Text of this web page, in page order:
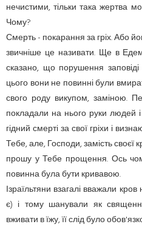
нечистими, тільки така жертва
Чому?
Смерть - покарання за гріх. Або
звичніше це називати. Ще в
сказано, що порушення
цього вони не повинні були
свого роду викупом, заміною.
покладали на нього руки
гідний смерті за свої гріхи і
Тебе, але, Господи, замість своєї
прошу у Тебе прощення. Ось
повинна була бути кривавою.
Ізраїльтяни взагалі вважали
є) і тому шанували як
вживати в їжу, її слід було